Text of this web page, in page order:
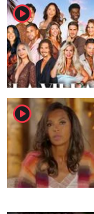
player2
player2